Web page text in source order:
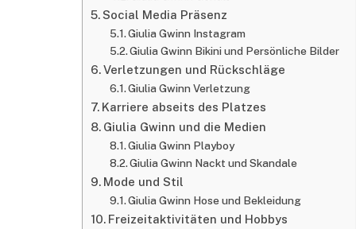
Social Media Präsenz
Giulia Gwinn Instagram
Giulia Gwinn Bikini und Persönliche Bilder
Verletzungen und Rückschläge
Giulia Gwinn Verletzung
Karriere abseits des Platzes
Giulia Gwinn und die Medien
Giulia Gwinn Playboy
Giulia Gwinn Nackt und Skandale
Mode und Stil
Giulia Gwinn Hose und Bekleidung
Freizeitaktivitäten und Hobbys